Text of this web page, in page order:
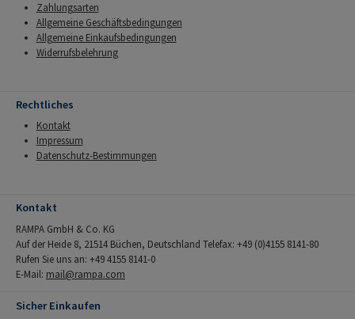
Zahlungsarten
Allgemeine Geschäftsbedingungen
Allgemeine Einkaufsbedingungen
Widerrufsbelehrung
Rechtliches
Kontakt
Impressum
Datenschutz-Bestimmungen
Kontakt
RAMPA GmbH & Co. KG
Auf der Heide 8, 21514 Büchen, Deutschland Telefax: +49 (0)4155 8141-80
Rufen Sie uns an: +49 4155 8141-0
E-Mail: mail@rampa.com
Sicher Einkaufen